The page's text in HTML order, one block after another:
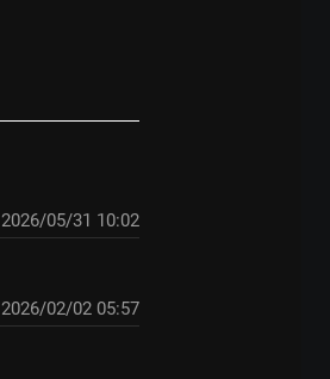
2026/05/31 10:02
2026/02/02 05:57